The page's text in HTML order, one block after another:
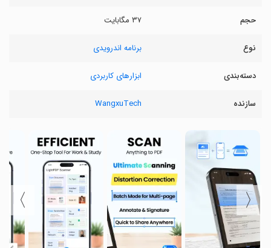
حجم ۳۷ مگابایت
نوع برنامه اندرویدی
دسته‌بندی ابزارهای کاربردی
سازنده WangxuTech
〈
〉